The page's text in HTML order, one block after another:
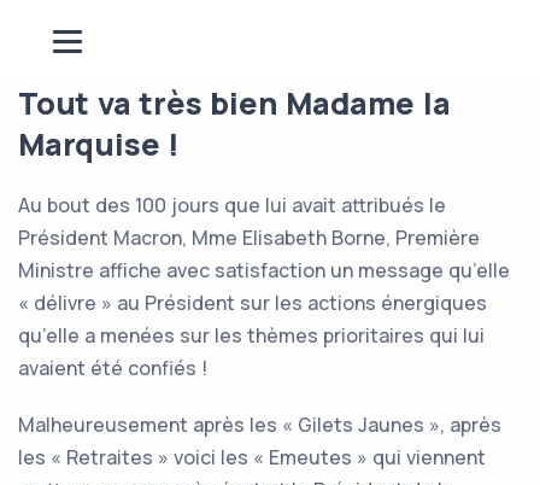
Tout va très bien Madame la
Marquise !
Au bout des 100 jours que lui avait attribués le
Président Macron, Mme Elisabeth Borne, Première
Ministre affiche avec satisfaction un message qu’elle
« délivre » au Président sur les actions énergiques
qu’elle a menées sur les thèmes prioritaires qui lui
avaient été confiés !
Malheureusement après les « Gilets Jaunes », après
les « Retraites » voici les « Emeutes » qui viennent